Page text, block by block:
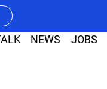
NEWS JOBS